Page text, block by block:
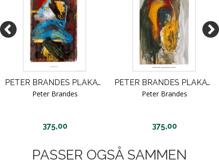
PETER BRANDES PLAKAT. GALERIE MODERNE 3
Peter Brandes
375,00
PETER BRANDES PLAKAT. GALERIE MODERNE 33
Peter Brandes
375,00
PASSER OGSÅ SAMMEN